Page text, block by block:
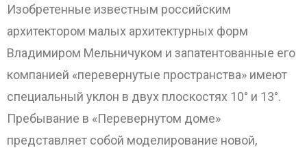
Изобретенные известным российским
архитектором малых архитектурных форм
Владимиром Мельничуком и запатентованные его
компанией «перевернутые пространства» имеют
специальный уклон в двух плоскостях 10° и 13°.
Пребывание в «Перевернутом доме»
представляет собой моделирование новой,